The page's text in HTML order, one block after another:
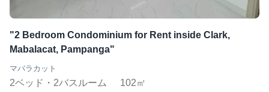
"2 Bedroom Condominium for Rent inside Clark,
Mabalacat, Pampanga"
マバラカット
2ベッド・2バスルーム 102㎡